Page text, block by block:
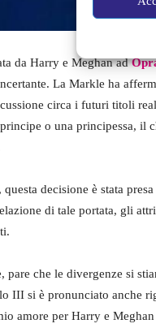
da Harry e Meghan ad
La Markle ha
circa i futuri titoli
o una principessa, il
decisione è stata
di tale portata, gli
pare che le divergenze si
III si è pronunciato anche
amore per Harry e